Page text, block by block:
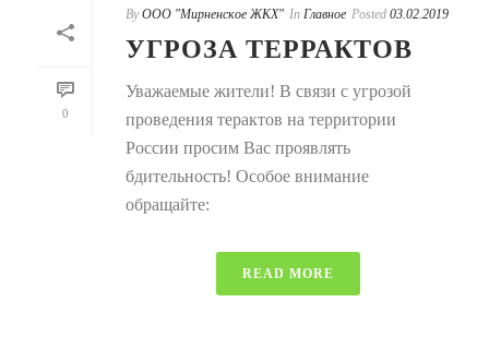
0
By ООО "Мирненское ЖКХ" In Главное Posted 03.02.2019
УГРОЗА ТЕРРАКТОВ
Уважаемые жители! В связи с угрозой
проведения терактов на территории
России просим Вас проявлять
бдительность! Особое внимание
обращайте:
READ MORE